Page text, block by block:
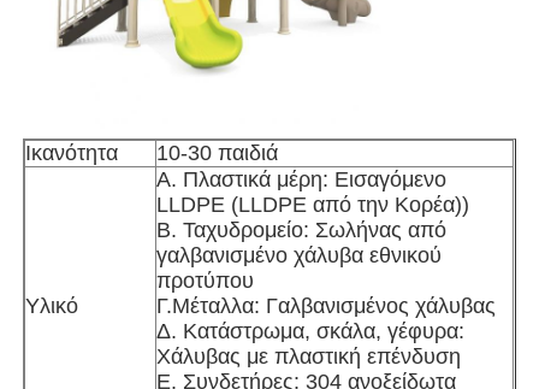
Επικοινωνήστε μαζί μας
Ειδήσεις
Ζητήστε Προσφορά
Σχεδιασμός παιδικού χώρου
Ικανότητα 10-30 παιδιά
Υλικό
Α. Πλαστικά μέρη: Εισαγόμενο
LLDPE (LLDPE από την Κορέα))
Β. Ταχυδρομείο: Σωλήνας από
γαλβανισμένο χάλυβα εθνικού
προτύπου
Γ.Μέταλλα: Γαλβανισμένος χάλυβας
Δ. Κατάστρωμα, σκάλα, γέφυρα:
Χάλυβας με πλαστική επένδυση
Ε. Συνδετήρες: 304 ανοξείδωτα